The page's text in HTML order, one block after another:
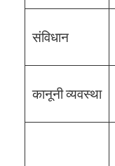
संविधान
कानूनी व्यवस्था